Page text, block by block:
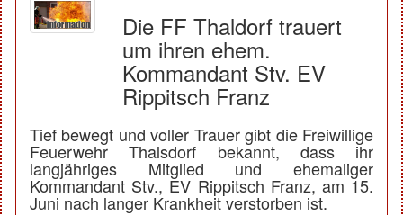
Die FF Thaldorf trauert
um ihren ehem.
Kommandant Stv. EV
Rippitsch Franz
Tief bewegt und voller Trauer gibt die Freiwillige
Feuerwehr Thalsdorf bekannt, dass ihr
langjähriges Mitglied und ehemaliger
Kommandant Stv., EV Rippitsch Franz, am 15.
Juni nach langer Krankheit verstorben ist.